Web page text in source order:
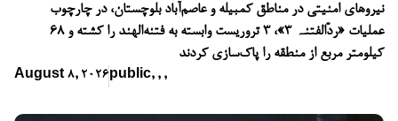
نیروهای امنیتی در مناطق کمبیله و عاصم‌آباد بلوچستان، در چارچوب
عملیات «ردّالفتنہ ۳»، ۳ تروریست وابسته به فتنه‌الهند را کشته و ۶۸
کیلومتر مربع از منطقه را پاک‌سازی کردند
August 8, 2026 public, , ,